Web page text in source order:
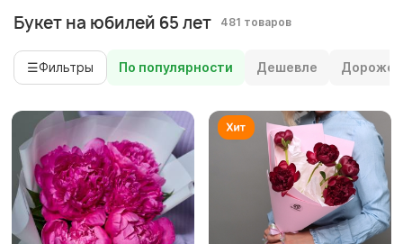
Букет на юбилей 65 лет 481 товаров
☰Фильтры По популярности Дешевле Дороже